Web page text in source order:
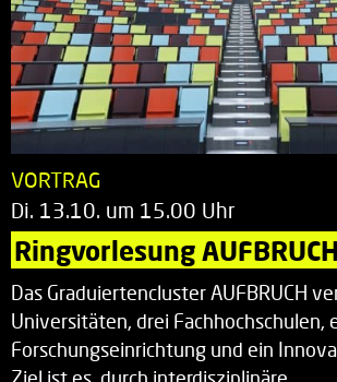
VORTRAG
Di. 13.10. um 15.00 Uhr
Ringvorlesung AUFBRUCH
Das Graduiertencluster AUFBRUCH
Universitäten, drei Fachhochschulen,
Forschungseinrichtung und ein